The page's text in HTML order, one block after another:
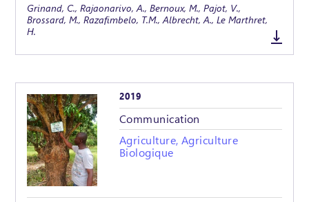
Grinand, C., Rajaonarivo, A., Bernoux, M., Pajot, V.,
Brossard, M., Razafimbelo, T.M., Albrecht, A., Le Marthret,
H.
2019
Communication
Agriculture, Agriculture
Biologique